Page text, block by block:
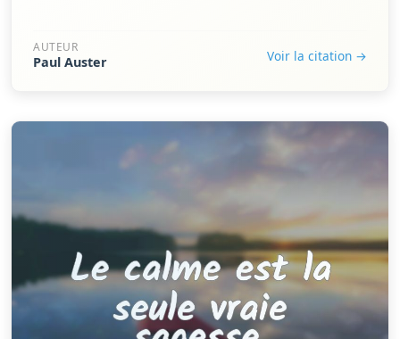
AUTEUR
Paul Auster Voir la citation →